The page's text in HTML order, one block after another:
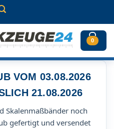
0
VOM 03.08.2026
21.08.2026
Skalenmaßbänder noch
gefertigt und versendet